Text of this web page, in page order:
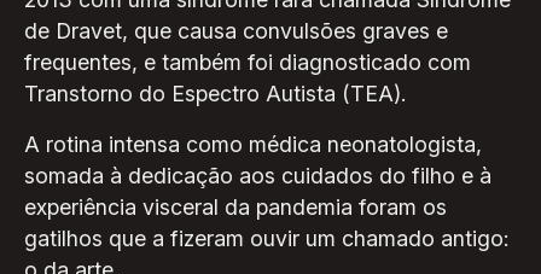
de Dravet, que causa convulsões graves e
frequentes, e também foi diagnosticado com
Transtorno do Espectro Autista (TEA).
A rotina intensa como médica neonatologista,
somada à dedicação aos cuidados do filho e à
experiência visceral da pandemia foram os
gatilhos que a fizeram ouvir um chamado antigo: